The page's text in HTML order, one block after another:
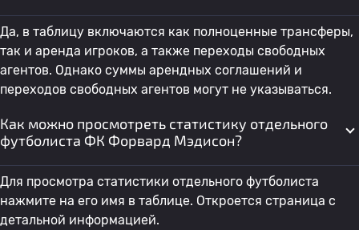
Да, в таблицу включаются как полноценные трансферы,
так и аренда игроков, а также переходы свободных
агентов. Однако суммы арендных соглашений и
переходов свободных агентов могут не указываться.
Как можно просмотреть статистику отдельного
футболиста ФК Форвард Мэдисон?
Для просмотра статистики отдельного футболиста
нажмите на его имя в таблице. Откроется страница с
детальной информацией.